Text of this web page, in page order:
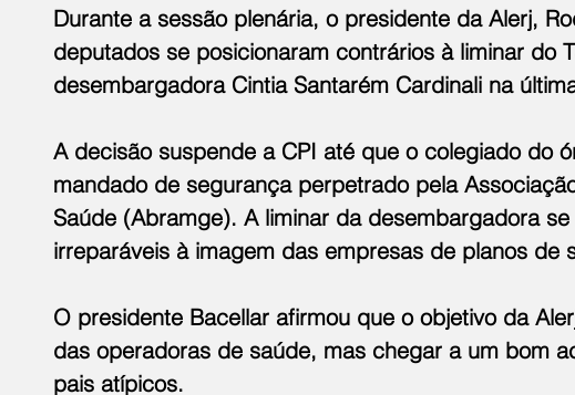
Durante a sessão plenária, o presidente da Alerj,
deputados se posicionaram contrários à liminar do
desembargadora Cintia Santarém Cardinali na
A decisão suspende a CPI até que o colegiado do
mandado de segurança perpetrado pela
Saúde (Abramge). A liminar da desembargadora
irreparáveis à imagem das empresas de planos de
O presidente Bacellar afirmou que o objetivo da
das operadoras de saúde, mas chegar a um bom
pais atípicos.